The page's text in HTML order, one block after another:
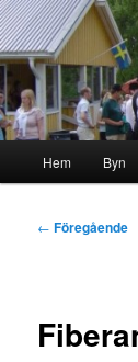
Hoppa
till
primärt
innehåll
Byn i skogen
Hem Byn
Inläggsnavigering
← Föregående